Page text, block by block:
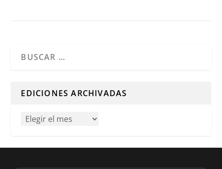
EDICIONES ARCHIVADAS